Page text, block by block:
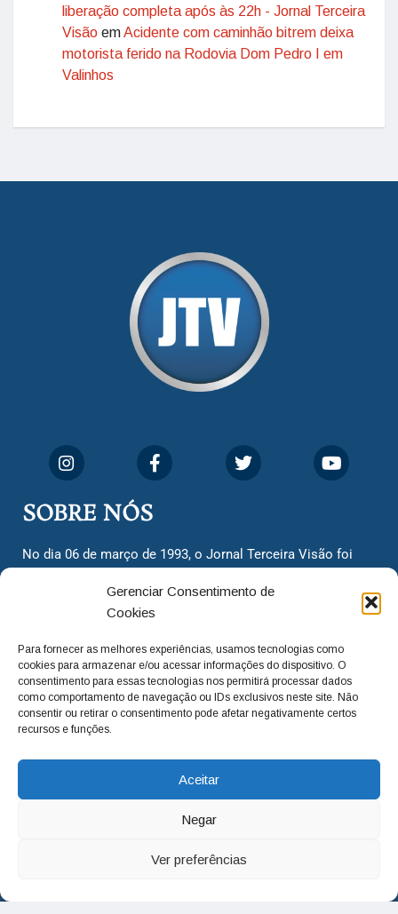
Gerenciar Consentimento de
Cookies
Para fornecer as melhores experiências, usamos tecnologias como
cookies para armazenar e/ou acessar informações do dispositivo. O
consentimento para essas tecnologias nos permitirá processar dados
como comportamento de navegação ou IDs exclusivos neste site. Não
consentir ou retirar o consentimento pode afetar negativamente certos
recursos e funções.
Aceitar
Negar
Ver preferências
liberação completa após às 22h - Jornal Terceira
Visão emAcidente com caminhão bitrem deixa
motorista ferido na Rodovia Dom Pedro I em
Valinhos
SOBRE NÓS
No dia 06 de março de 1993, o Jornal Terceira Visão foi
cidadãos valinhenses, já que naquela época só existiam
dois jornais. Há mais de 30 anos, o jornal continua
com o foco de trazer as melhores notícias. Nunca
deixamos de lado as necessidades do cidadão, sempre
questionando os órgãos públicos em busca de melhorias
para a cidade e sempre cobrando resoluções para casos
adm@jtv.com.br
(19) 3929-6225